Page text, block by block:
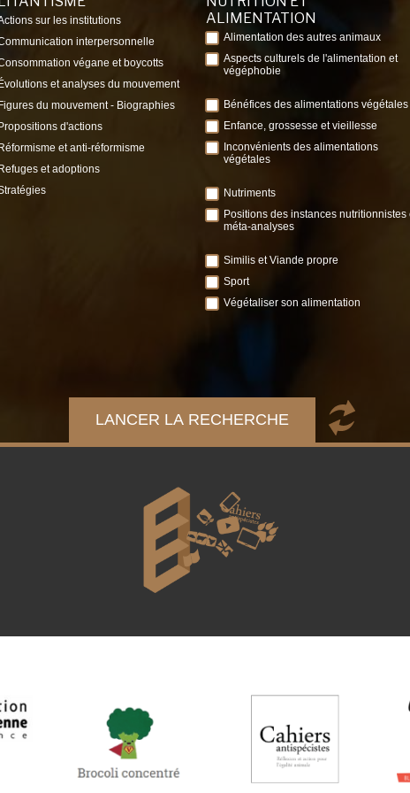
sur les institutions
interpersonnelle
végane et boycotts
et analyses du mouvement
du mouvement - Biographies
d'actions
et anti-réformisme
et adoptions
ALIMENTATION
Alimentation des autres animaux
Aspects culturels de l'alimentation et
végéphobie
Bénéfices des alimentations végétales
Enfance, grossesse et vieillesse
Inconvénients des alimentations
végétales
Nutriments
Positions des instances nutritionnistes
méta-analyses
Similis et Viande propre
Sport
Végétaliser son alimentation
LANCER LA RECHERCHE